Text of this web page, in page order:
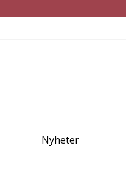
Nyheter